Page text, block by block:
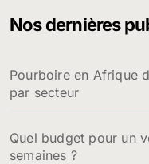
Nos dernières
Pourboire en Afrique
par secteur
Quel budget pour un
semaines ?